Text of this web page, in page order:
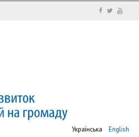
Українська English